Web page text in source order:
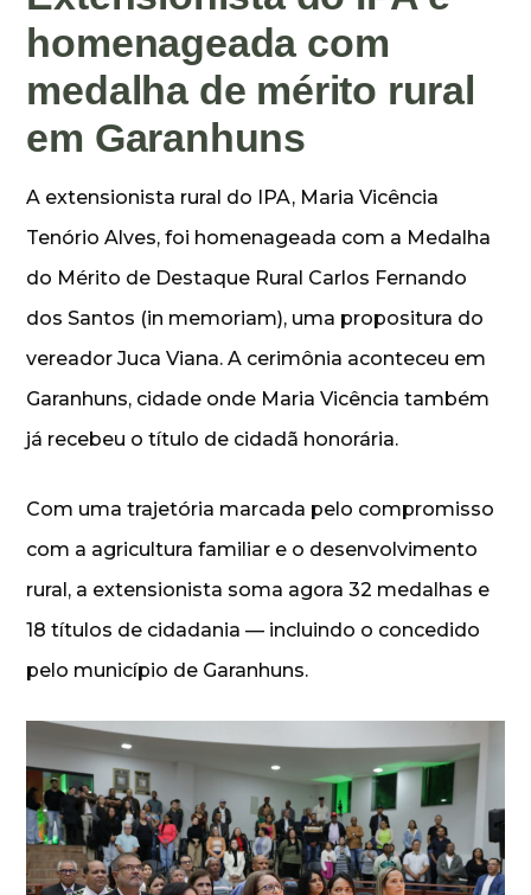
homenageada com
medalha de mérito rural
em Garanhuns
A extensionista rural do IPA, Maria Vicência
Tenório Alves, foi homenageada com a Medalha
do Mérito de Destaque Rural Carlos Fernando
dos Santos (in memoriam), uma propositura do
vereador Juca Viana. A cerimônia aconteceu em
Garanhuns, cidade onde Maria Vicência também
já recebeu o título de cidadã honorária.
Com uma trajetória marcada pelo compromisso
com a agricultura familiar e o desenvolvimento
rural, a extensionista soma agora 32 medalhas e
18 títulos de cidadania — incluindo o concedido
pelo município de Garanhuns.